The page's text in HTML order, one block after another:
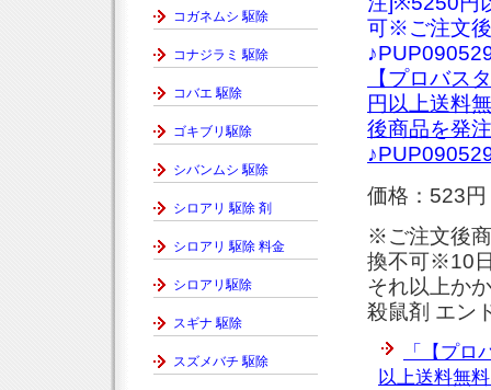
【プロバス
円以上送料
後商品を発
価格：523円
※ご注文後
換不可※10
それ以上か
殺鼠剤 エン
「【プ
以上送料無
コガネムシ 駆除
コナジラミ 駆除
コバエ 駆除
ゴキブリ駆除
シバンムシ 駆除
シロアリ 駆除 剤
シロアリ 駆除 料金
シロアリ駆除
スギナ 駆除
スズメバチ 駆除